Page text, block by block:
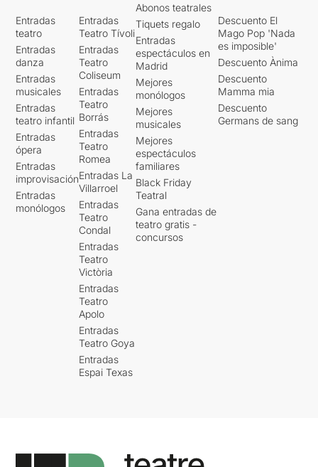
Entradas
teatro
Entradas
danza
Entradas
musicales
Entradas
teatro infantil
Entradas
ópera
Entradas
improvisación
Entradas
monólogos
Entradas
Teatro Tívoli
Entradas
Teatro
Coliseum
Entradas
Teatro
Borrás
Entradas
Teatro
Romea
Entradas La
Villarroel
Entradas
Teatro
Condal
Entradas
Teatro
Victòria
Entradas
Teatro
Apolo
Entradas
Teatro Goya
Entradas
Espai Texas
Abonos teatrales
Tiquets regalo
Entradas
espectáculos en
Madrid
Mejores
monólogos
Mejores
musicales
Mejores
espectáculos
familiares
Black Friday
Teatral
Gana entradas de
teatro gratis -
concursos
Descuento El
Mago Pop 'Nada
es imposible'
Descuento Ànima
Descuento
Mamma mia
Descuento
Germans de sang